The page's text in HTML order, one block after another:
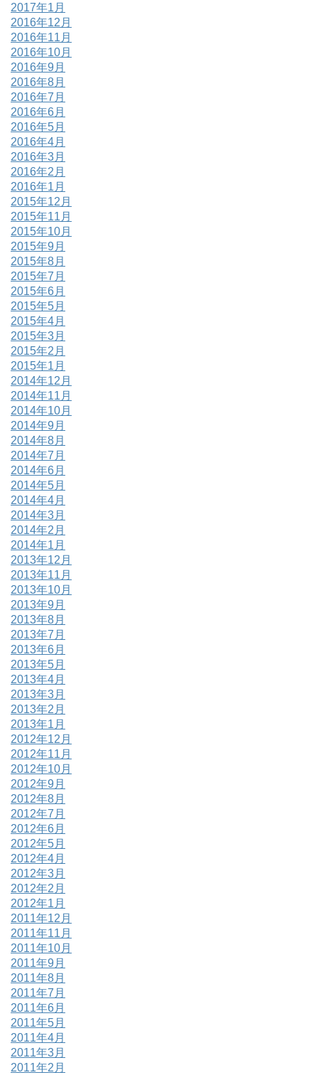
2017年1月
2016年12月
2016年11月
2016年10月
2016年9月
2016年8月
2016年7月
2016年6月
2016年5月
2016年4月
2016年3月
2016年2月
2016年1月
2015年12月
2015年11月
2015年10月
2015年9月
2015年8月
2015年7月
2015年6月
2015年5月
2015年4月
2015年3月
2015年2月
2015年1月
2014年12月
2014年11月
2014年10月
2014年9月
2014年8月
2014年7月
2014年6月
2014年5月
2014年4月
2014年3月
2014年2月
2014年1月
2013年12月
2013年11月
2013年10月
2013年9月
2013年8月
2013年7月
2013年6月
2013年5月
2013年4月
2013年3月
2013年2月
2013年1月
2012年12月
2012年11月
2012年10月
2012年9月
2012年8月
2012年7月
2012年6月
2012年5月
2012年4月
2012年3月
2012年2月
2012年1月
2011年12月
2011年11月
2011年10月
2011年9月
2011年8月
2011年7月
2011年6月
2011年5月
2011年4月
2011年3月
2011年2月